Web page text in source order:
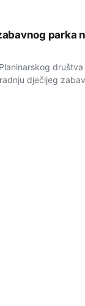
parka
dječijeg